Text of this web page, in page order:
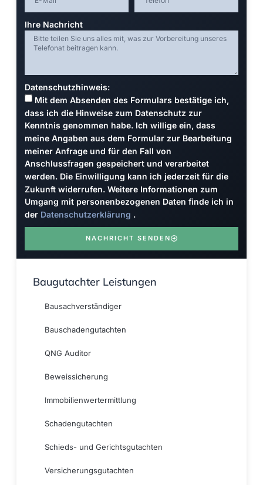
Ihre Nachricht
Datenschutzhinweis:
Mit dem Absenden des Formulars bestätige ich,
dass ich die Hinweise zum Datenschutz zur
Kenntnis genommen habe. Ich willige ein, dass
meine Angaben aus dem Formular zur Bearbeitung
meiner Anfrage und für den Fall von
Anschlussfragen gespeichert und verarbeitet
werden. Die Einwilligung kann ich jederzeit für die
Zukunft widerrufen. Weitere Informationen zum
Umgang mit personenbezogenen Daten finde ich in
der Datenschutzerklärung .
NACHRICHT SENDEN
Baugutachter Leistungen
Bausachverständiger
Bauschadengutachten
QNG Auditor
Beweissicherung
Immobilienwertermittlung
Schadengutachten
Schieds- und Gerichtsgutachten
Versicherungsgutachten